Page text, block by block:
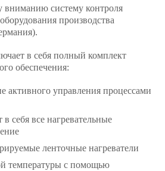
вниманию систему контроля
производства
в себя полный комплект
обеспечения:
активного управления процессами
себя все нагревательные
ленточные нагреватели
температуры с помощью